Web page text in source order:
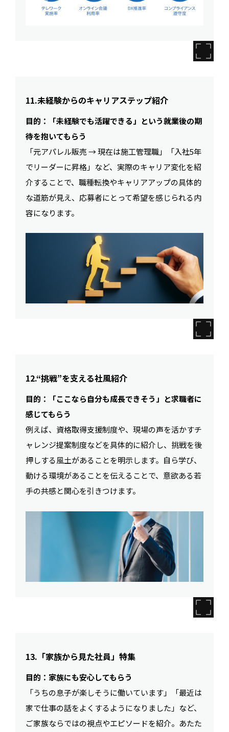
11.未経験からのキャリアステップ紹介
目的：「未経験でも活躍できる」という就業後の期
待を抱いてもらう
「元アパレル販売 → 現在は施工管理職」「入社5年
でリーダーに昇格」など、実際のキャリア変化を紹
介することで、職種転換やキャリアアップの具体的
な道筋が見え、応募者にとって希望を感じられる内
容になります。
12.“挑戦”を支える社風紹介
目的：「ここなら自分も成長できそう」と求職者に
感じてもらう
例えば、資格取得支援制度や、現場の声を活かすチ
ャレンジ提案制度などを具体的に紹介し、挑戦を後
押しする風土があることを明示します。自ら学び、
動ける環境があることを伝えることで、意欲ある若
手の共感と関心を引きつけます。
13.「家族から見た社員」特集
目的：家族にも安心してもらう
「うちの息子が楽しそうに働いています」「最近は
家で仕事の話をよくするようになりました」など、
ご家族ならではの視点やエピソードを紹介。あたた